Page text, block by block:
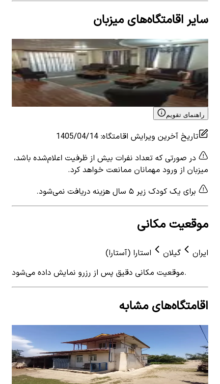
سایر اقامتگاه‌های میزبان
اجاره ویلا مبله در امام خمینی آستارا - اول
2 اتاق خواب8 نفر
۴٬۰۰۰٬۰۰۰تومان
View details for
اجاره ویلا مبله در امام خمینی آستارا - اول
راهنمای تقویم
تاریخ آخرین ویرایش اقامتگاه:
1405/04/14
در صورتی که تعداد نفرات بیش از ظرفیت اعلام‌شده باشد،
میزبان از ورود مهمانان ممانعت خواهد کرد.
برای یک کودک زیر ۵ سال هزینه دریافت نمی‌شود.
موقعیت مکانی
ایران گیلان
استارا (آستارا)
موقعیت مکانی دقیق پس از رزرو نمایش داده می‌شود.
اقامتگاه‌های مشابه
View details for اجاره سوئیت در آستارا
اجاره سوئیت در آستارا
0 اتاق خواب4 نفر